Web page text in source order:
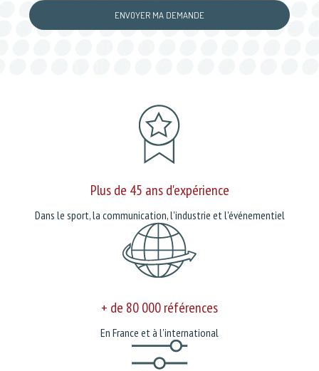
Plus de 45 ans d'expérience
Dans le sport, la communication, l'industrie et l'événementiel
+ de 80 000 références
En France et à l'international